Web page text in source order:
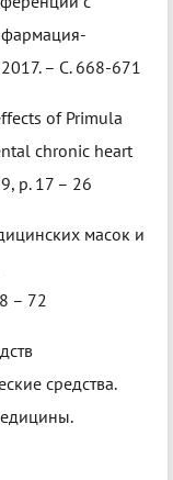
– С. 668-671
of Primula
chronic heart
p. 17 – 26
масок и
– 72
средства.